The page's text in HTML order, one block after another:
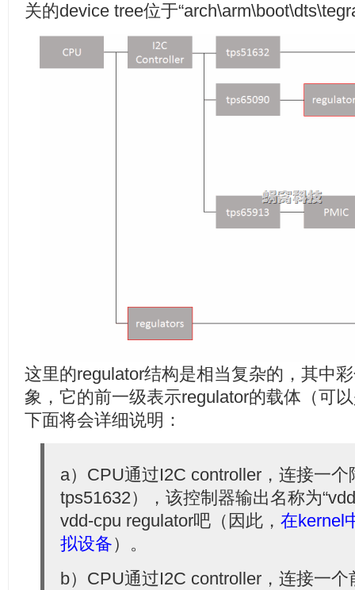
关的device tree位于
这里的regulator结构是相当复杂的，其中
象，它的前一级表示regulator的载体（可
下面将会详细说明：
a）CPU通过I2C controller，连接一
tps51632），该控制器输出名称为
vdd-cpu regulator吧（因此， 在kernel
拟设备）。
b）CPU通过I2C controller，连接一